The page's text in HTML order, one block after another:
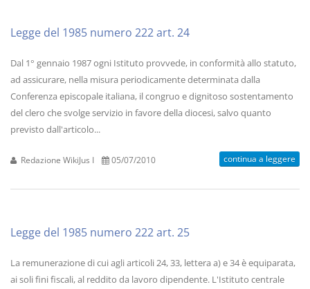
Legge del 1985 numero 222 art. 24
Dal 1° gennaio 1987 ogni Istituto provvede, in conformità allo statuto,
ad assicurare, nella misura periodicamente determinata dalla
Conferenza episcopale italiana, il congruo e dignitoso sostentamento
del clero che svolge servizio in favore della diocesi, salvo quanto
previsto dall'articolo...
Redazione WikiJus I 05/07/2010 continua a leggere
Legge del 1985 numero 222 art. 25
La remunerazione di cui agli articoli 24, 33, lettera a) e 34 è equiparata,
ai soli fini fiscali, al reddito da lavoro dipendente. L'Istituto centrale